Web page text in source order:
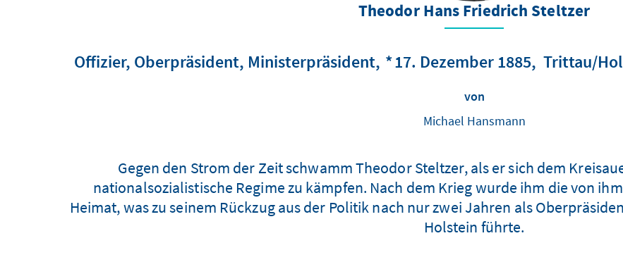
Theodor Hans Friedrich Steltzer
Offizier, Oberpräsident, Ministerpräsident 17. Dezember 1885 Trittau/
von
Michael Hansmann
Gegen den Strom der Zeit schwamm Theodor Steltzer, als er sich dem
nationalsozialistische Regime zu kämpfen. Nach dem Krieg wurde ihm die von
Heimat, was zu seinem Rückzug aus der Politik nach nur zwei Jahren als
Holstein führte.